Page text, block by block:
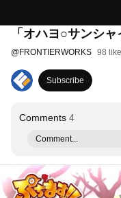
「オハヨ○サンシ
@FRONTIERWORKS 98
Subscribe
Comments 4
Comment...